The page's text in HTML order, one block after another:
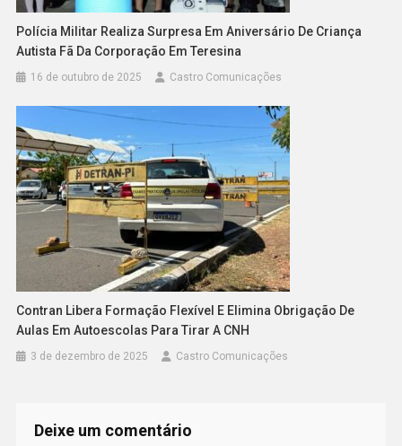
Polícia Militar Realiza Surpresa Em Aniversário De Criança
Autista Fã Da Corporação Em Teresina
16 de outubro de 2025 Castro Comunicações
Contran Libera Formação Flexível E Elimina Obrigação De
Aulas Em Autoescolas Para Tirar A CNH
3 de dezembro de 2025 Castro Comunicações
Deixe um comentário